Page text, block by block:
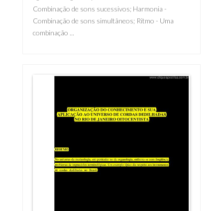
Combinação de sons sucessivos; Harmonia -
Combinação de sons simultâneos; Ritmo - Uma
combinação ...